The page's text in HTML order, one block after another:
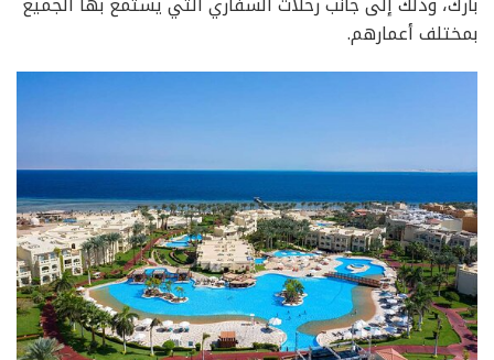
بمختلف أعمارهم.